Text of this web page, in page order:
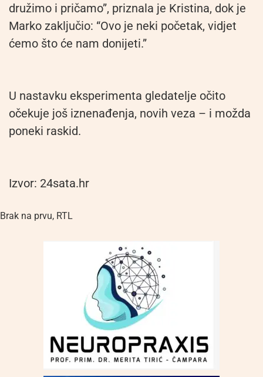
družimo i pričamo”, priznala je Kristina, dok je
Marko zaključio: “Ovo je neki početak, vidjet
ćemo što će nam donijeti.”
U nastavku eksperimenta gledatelje očito
očekuje još iznenađenja, novih veza – i možda
poneki raskid.
Izvor: 24sata.hr
Brak na prvu, RTL